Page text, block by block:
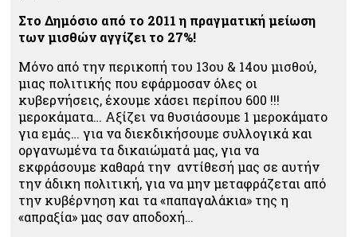
Στο Δημόσιο από το 2011 η πραγματική μείωση
των μισθών αγγίζει το 27%!
Μόνο από την περικοπή του 13ου & 14ου μισθού,
μιας πολιτικής που εφάρμοσαν όλες οι
κυβερνήσεις, έχουμε χάσει περίπου 600 !!!
μεροκάματα… Αξίζει να θυσιάσουμε 1 μεροκάματο
για εμάς… για να διεκδικήσουμε συλλογικά και
οργανωμένα τα δικαιώματά μας, για να
εκφράσουμε καθαρά την αντίθεσή μας σε αυτήν
την άδικη πολιτική, για να μην μεταφράζεται από
την κυβέρνηση και τα «παπαγαλάκια» της η
«απραξία» μας σαν αποδοχή…